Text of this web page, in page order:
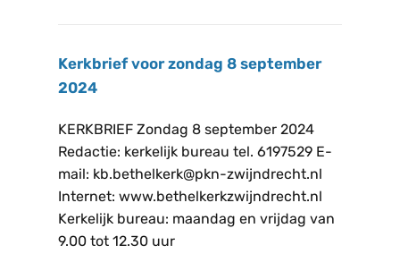
Kerkbrief voor zondag 8 september
2024
KERKBRIEF Zondag 8 september 2024
Redactie: kerkelijk bureau tel. 6197529 E-
mail: kb.bethelkerk@pkn-zwijndrecht.nl
Internet: www.bethelkerkzwijndrecht.nl
Kerkelijk bureau: maandag en vrijdag van
9.00 tot 12.30 uur